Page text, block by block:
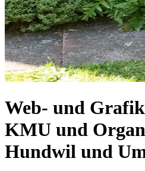
Web- und
KMU und
Hundwil und